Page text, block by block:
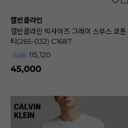
캘빈클라인
캘빈클라인 빅사이즈 그레이 스무스 코튼
티(265-032) C1687
SIZE 115,120
45,000